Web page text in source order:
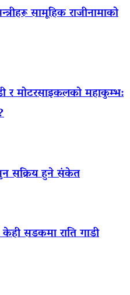
सामूहिक राजीनामाको
र मोटरसाइकलको महाकुम्भ:
सक्रिय हुने संकेत
सडकमा राति गाडी